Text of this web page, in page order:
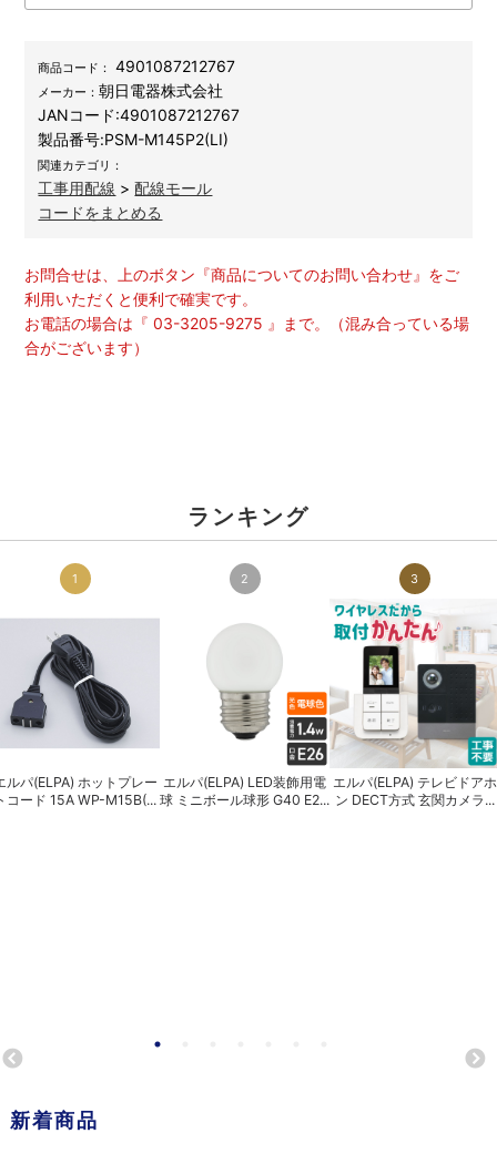
商品コード： 4901087212767
メーカー：朝日電器株式会社
JANコード:4901087212767
製品番号:PSM-M145P2(LI)
関連カテゴリ：
工事用配線 >配線モール
コードをまとめる
お問合せは、上のボタン『商品についてのお問い合わせ』をご
利用いただくと便利で確実です。
お電話の場合は『 03-3205-9275 』まで。（混み合っている場
合がございます）
ランキング
1
ルパ(ELPA) ホットプレー
コード 15A WP-M15B(...
2
エルパ(ELPA) LED装飾用電
球 ミニボール球形 G40 E2...
3
エルパ(ELPA) テレビドアホ
ン DECT方式 玄関カメラ...
新着商品